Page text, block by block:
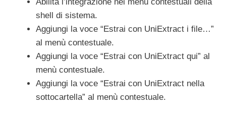
shell di sistema.
Aggiungi la voce “Estrai con UniExtract i file…”
al menù contestuale.
Aggiungi la voce “Estrai con UniExtract qui” al
menù contestuale.
Aggiungi la voce “Estrai con UniExtract nella
sottocartella” al menù contestuale.